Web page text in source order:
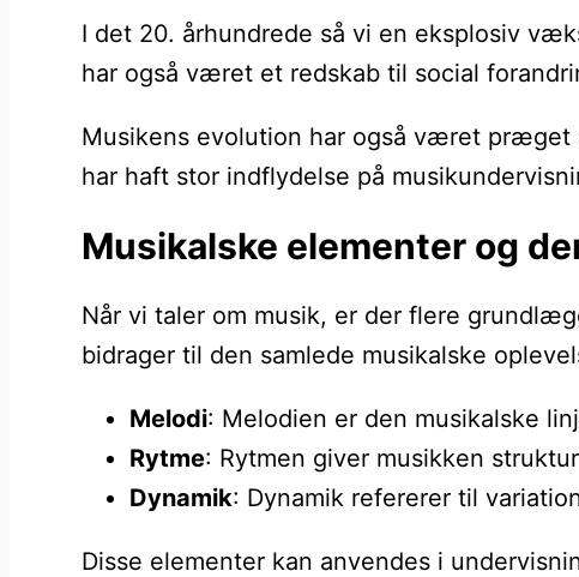
I det 20. århundrede så vi en eksplosiv
har også været et redskab til social
Musikens evolution har også været præget
har haft stor indflydelse på
Musikalske elementer og
Når vi taler om musik, er der flere
bidrager til den samlede musikalske
Melodi: Melodien er den musikalske
Rytme: Rytmen giver musikken
Dynamik: Dynamik refererer til
Disse elementer kan anvendes i